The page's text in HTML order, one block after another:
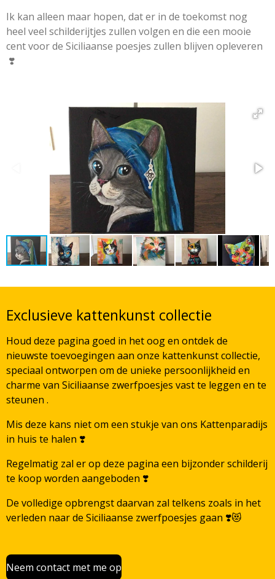
Ik kan alleen maar hopen, dat er in de toekomst nog
heel veel schilderijtjes zullen volgen en die een mooie
cent voor de Siciliaanse poesjes zullen blijven opleveren
❣️
Exclusieve kattenkunst collectie
Houd deze pagina goed in het oog en ontdek de
nieuwste toevoegingen aan onze kattenkunst collectie,
speciaal ontworpen om de unieke persoonlijkheid en
charme van Siciliaanse zwerfpoesjes vast te leggen en te
steunen .
Mis deze kans niet om een stukje van ons Kattenparadijs
in huis te halen ❣️
Regelmatig zal er op deze pagina een bijzonder schilderij
te koop worden aangeboden ❣️
De volledige opbrengst daarvan zal telkens zoals in het
verleden naar de Siciliaanse zwerfpoesjes gaan ❣️😻
Neem contact met me op